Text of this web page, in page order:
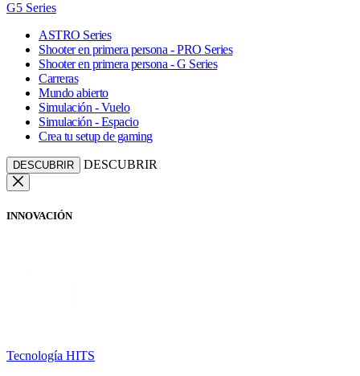
G5 Series
ASTRO Series
Shooter en primera persona - PRO Series
Shooter en primera persona - G Series
Carreras
Mundo abierto
Simulación - Vuelo
Simulación - Espacio
Crea tu setup de gaming
DESCUBRIR DESCUBRIR
INNOVACIÓN
Tecnología HITS